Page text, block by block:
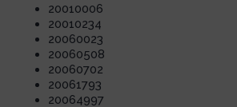
20010006
20010234
20060023
20060508
20060702
20061793
20064997